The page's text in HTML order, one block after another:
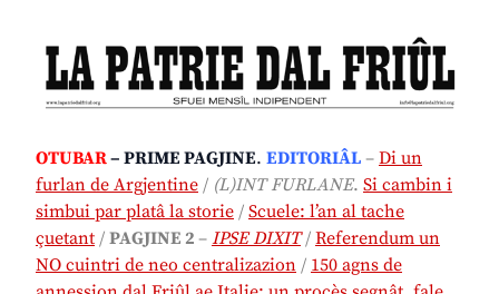
OTUBAR– PRIME PAGJINE. EDITORIÂL – Di un
furlan de Argjentine / (L)INT FURLANE. Si cambin i
simbui par platâ la storie / Scuele: l’an al tache
çuetant / PAGJINE 2 – IPSE DIXIT / Referendum un
NO cuintri de neo centralizazion / 150 agns de